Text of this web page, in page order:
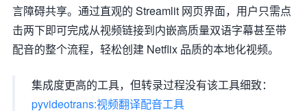
言障碍共享。通过直观的 Streamlit 网页界面，用户只需点
击两下即可完成从视频链接到内嵌高质量双语字幕甚至带
配音的整个流程，轻松创建 Netflix 品质的本地化视频。
集成度更高的工具，但转录过程没有该工具细致：
pyvideotrans:视频翻译配音工具